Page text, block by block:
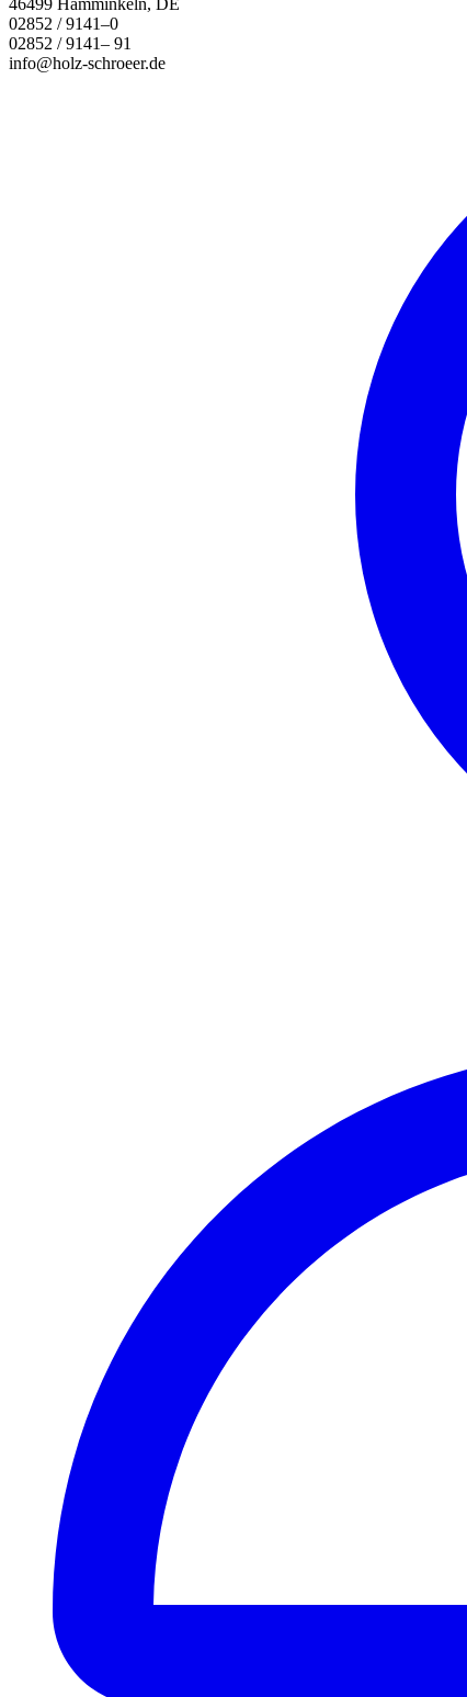
02852 / 9141–0
02852 / 9141– 91
info@holz-schroeer.de